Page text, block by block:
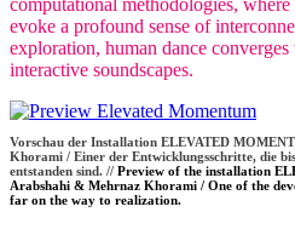
evoke a profound sense of
exploration, human dance
interactive soundscapes.
Vorschau der Installation ELEVATED
Khorami / Einer der Entwicklungsschritte, die
entstanden sind. // Preview of the installation
Arabshahi & Mehrnaz Khorami / One of the
far on the way to realization.